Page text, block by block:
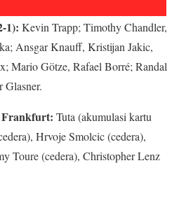
1): Kevin Trapp; Timothy Chandler,
Ansgar Knauff, Kristijan Jakic,
Mario Götze, Rafael Borré; Randal
Glasner.
Frankfurt: Tuta (akumulasi kartu
Hrvoje Smolcic (cedera),
Toure (cedera), Christopher Lenz